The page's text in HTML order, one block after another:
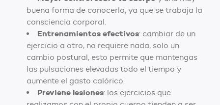
buena forma de conocerlo, ya que se trabaja la
consciencia corporal.
Entrenamientos efectivos: cambiar de un
ejercicio a otro, no requiere nada, solo un
cambio postural, esto permite que mantengas
las pulsaciones elevadas todo el tiempo y
aumente el gasto calórico.
Previene lesiones: los ejercicios que